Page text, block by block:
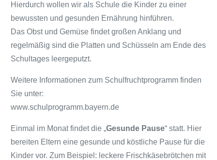
Hierdurch wollen wir als Schule die Kinder zu einer
bewussten und gesunden Ernährung hinführen.
Das Obst und Gemüse findet großen Anklang und
regelmäßig sind die Platten und Schüsseln am Ende des
Schultages leergeputzt.
Weitere Informationen zum Schulfruchtprogramm finden
Sie unter:
www.schulprogramm.bayern.de
Einmal im Monat findet die „Gesunde Pause“ statt. Hier
bereiten Eltern eine gesunde und köstliche Pause für die
Kinder vor. Zum Beispiel: leckere Frischkäsebrötchen mit